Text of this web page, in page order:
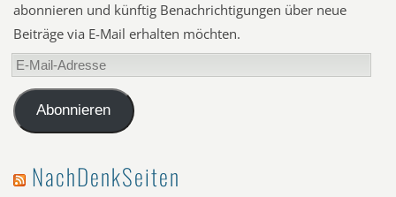
abonnieren und künftig Benachrichtigungen über neue
Beiträge via E-Mail erhalten möchten.
E-
Mail-
AdresseAbonnieren
NachDenkSeiten